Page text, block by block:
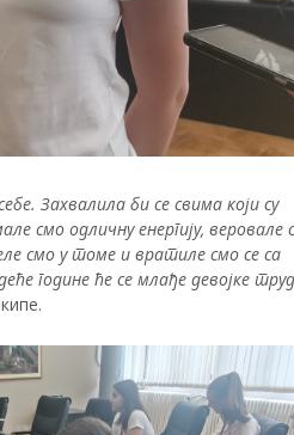
Захвалила би се свима који су
смо одличну енергију, веровале
смо у томе и вратиле смо се са
године ће се млађе девојке